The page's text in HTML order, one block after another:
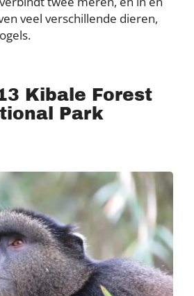
veel verschillende dieren,
Kibale Forest
Park